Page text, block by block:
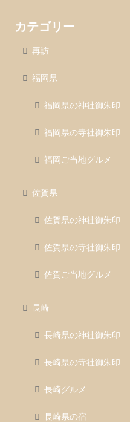
カテゴリー
再訪
福岡県
福岡県の神社御朱印
福岡県の寺社御朱印
福岡ご当地グルメ
佐賀県
佐賀県の神社御朱印
佐賀県の寺社御朱印
佐賀ご当地グルメ
長崎
長崎県の神社御朱印
長崎県の寺社御朱印
長崎グルメ
長崎県の宿